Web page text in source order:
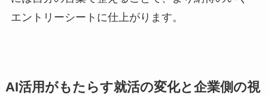
エントリーシートに仕上がります。
AI活用がもたらす就活の変化と企業側の視